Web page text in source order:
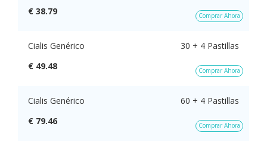
€ 38.79
Comprar Ahora
Cialis Genérico
30 + 4 Pastillas
€ 49.48
Comprar Ahora
Cialis Genérico
60 + 4 Pastillas
€ 79.46
Comprar Ahora